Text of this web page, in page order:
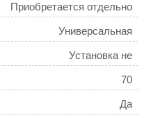
Приобретается отдельно
Универсальная
Установка не
предусмотрена
70
Да